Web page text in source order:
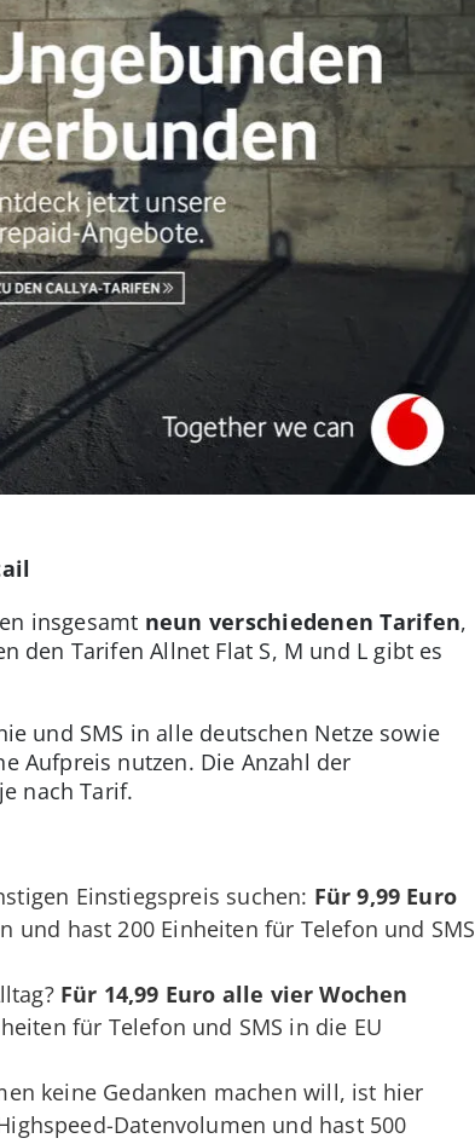
insgesamt neun verschiedenen Tarifen,
den Tarifen Allnet Flat S, M und L gibt es
und SMS in alle deutschen Netze sowie
Aufpreis nutzen. Die Anzahl der
nach Tarif.
Einstiegspreis suchen: Für 9,99 Euro
und hast 200 Einheiten für Telefon und SMS
Für 14,99 Euro alle vier Wochen
für Telefon und SMS in die EU
keine Gedanken machen will, ist hier
Datenvolumen und hast 500